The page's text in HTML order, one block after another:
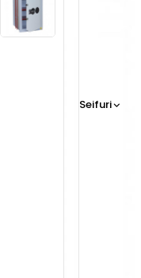
Seifuri